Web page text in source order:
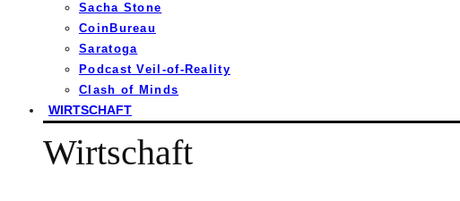
Sacha Stone
CoinBureau
Saratoga
Podcast Veil-of-Reality
Clash of Minds
WIRTSCHAFT
Wirtschaft